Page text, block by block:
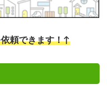
頼できます！↑